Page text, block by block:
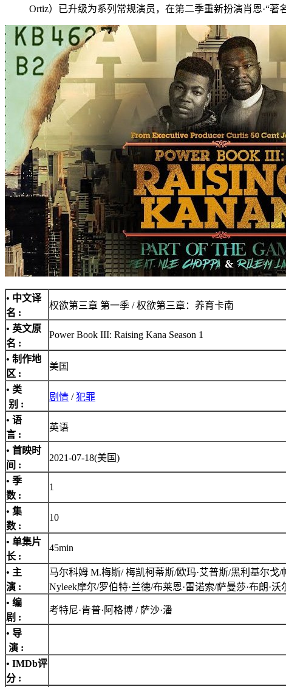
Ortiz）已升级为系列常规演员，在第二季重新扮演肖恩·“著名
• 中文译
名 :
权欲第三章 第一季 / 权欲第三章：养育卡南
• 英文原
名 :
Power Book III: Raising Kana Season 1
• 制作地
区 :
美国
• 类
别 :
剧情 /犯罪
• 语
言 :
英语
• 首映时
间 :
2021-07-18(美国)
• 季
数 :
1
• 集
数 :
10
• 单集片
长 :
45min
• 主
演 :
马尔科姆 M.梅斯/ 梅凯柯蒂斯/欧玛·艾普斯/黑利基尔戈/
Nyleek摩尔/罗伯特·兰德/布莱恩·雷诺索/萨曼莎·布朗·沃
• 编
剧 :
考特尼·肯普·阿格博 / 萨沙·潘
• 导
演 :
• IMDb评
分 :